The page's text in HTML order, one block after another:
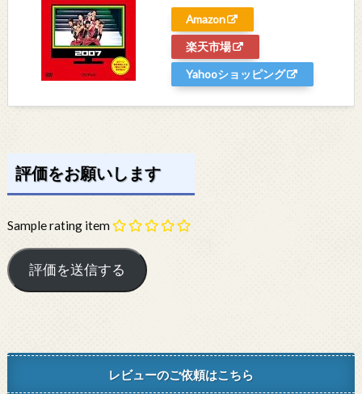
Amazon
楽天市場
Yahooショッピング
評価をお願いします
Sample rating item
レビューのご依頼はこちら